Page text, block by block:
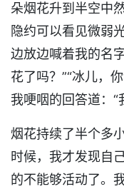
朵烟花升到半空中
隐约可以看见微弱
边放边喊着我的名
花了吗？”“冰儿，
我哽咽的回答道：“
烟花持续了半个多
时候，我才发现自
的不能够活动了。